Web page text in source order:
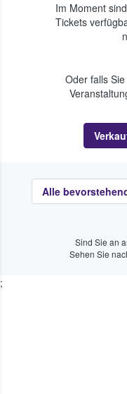
Im Moment
Tickets
Oder falls
Alle
Sind Sie an
Sehen Sie
;